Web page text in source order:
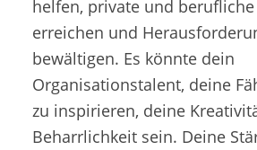
helfen, private und berufliche
erreichen und
bewältigen. Es könnte dein
Organisationstalent, deine
zu inspirieren, deine
Beharrlichkeit sein. Deine